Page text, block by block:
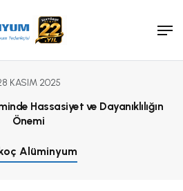
Silobas Sanayi
Sanayi
Ekibimiz
KASIM 2025
Hassasiyet ve Dayanıklılığın
Önemi
Alüminyum